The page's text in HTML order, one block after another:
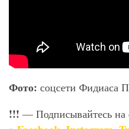
Фото: соцсети Фидиаса
!!! — Подписывайтесь